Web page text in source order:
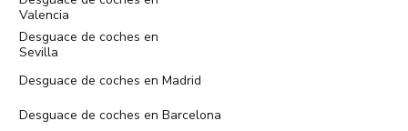
Valencia
Desguace de coches en
Sevilla
Desguace de coches en Madrid
Desguace de coches en Barcelona